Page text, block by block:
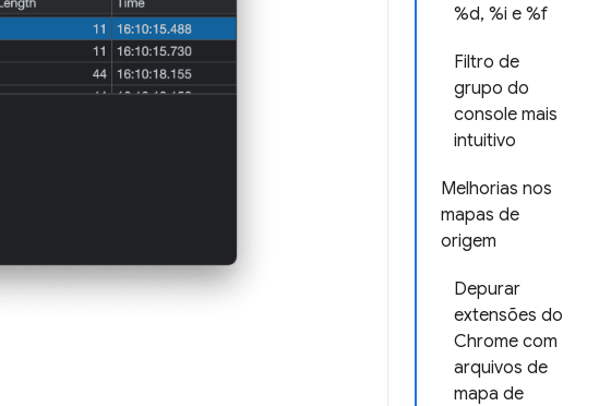
%d, %i e %f
Filtro de
grupo do
console mais
intuitivo
Melhorias nos
mapas de
origem
Depurar
extensões do
Chrome com
arquivos de
mapa de